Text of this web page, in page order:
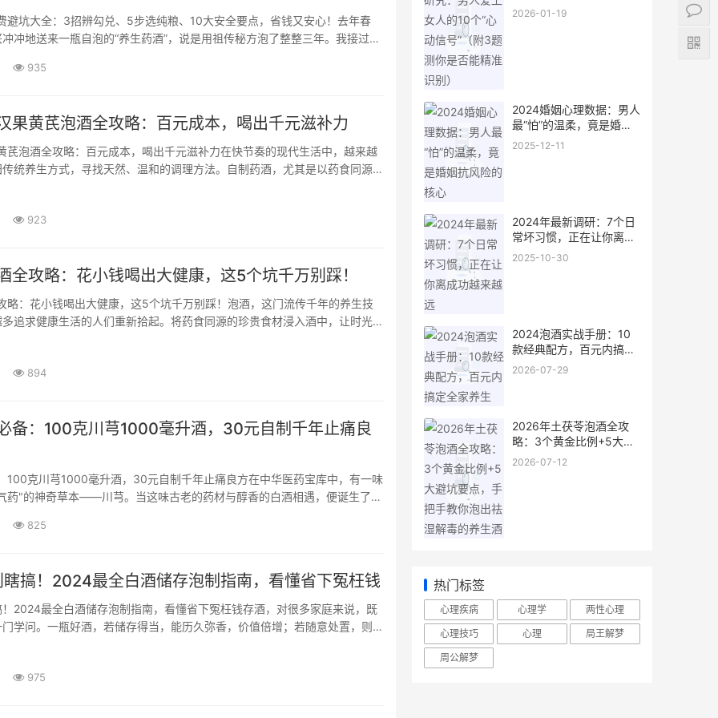
避坑大全：3招辨勾兑、5步选纯粮、10大安全要点，省钱又安心！去年春
冲地送来一瓶自泡的“养生药酒”，说是用祖传秘方泡了整整三年。我接过瓶
年的从业者，我心里顿时警铃大作。这瓶看似“纯天然”的···
935
果黄芪泡酒全攻略：百元成本，喝出千元滋补力
芪泡酒全攻略：百元成本，喝出千元滋补力在快节奏的现代生活中，越来越
统养生方式，寻找天然、温和的调理方法。自制药酒，尤其是以药食同源食
肺功效著称；黄···
923
全攻略：花小钱喝出大健康，这5个坑千万别踩！
略：花小钱喝出大健康，这5个坑千万别踩！泡酒，这门流传千年的养生技
追求健康生活的人们重新拾起。将药食同源的珍贵食材浸入酒中，让时光与
方案。一、材料选择与处理：好酒的第一步泡酒的成败，七分···
894
备：100克川芎1000毫升酒，30元自制千年止痛良
100克川芎1000毫升酒，30元自制千年止痛良方在中华医药宝库中，有一味
药"的神奇草本——川芎。当这味古老的药材与醇香的白酒相遇，便诞生了一
最顽固的疼痛。一、千年传承：川芎止痛酒的前世今生川芎，这味形···
825
搞！2024最全白酒储存泡制指南，看懂省下冤枉钱
2024最全白酒储存泡制指南，看懂省下冤枉钱存酒，对很多家庭来说，既
学问。一瓶好酒，若储存得当，能历久弥香，价值倍增；若随意处置，则可
，让···
975
（附3题测你是否能精准
2026-01-19
2024婚姻心理数据：男人
最“怕”的温柔，竟是婚姻
抗风险的核心
2025-12-11
2024年最新调研：7个日
常坏习惯，正在让你离成
功越来越远
2025-10-30
2024泡酒实战手册：10
款经典配方，百元内搞定
全家养生
2026-07-29
2026年土茯苓泡酒全攻
略：3个黄金比例+5大避
坑要点，手把手教你泡出
2026-07-12
热门标签
心理疾病 心理学
两性心理
心理技巧
心理
局王解梦
周公解梦